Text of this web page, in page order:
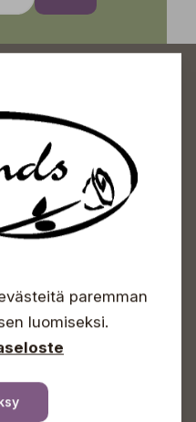
paremman
luomiseksi.